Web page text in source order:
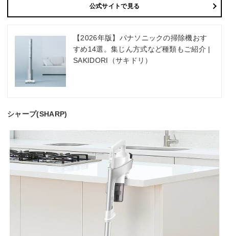
公式サイトで見る
【2026年版】パナソニックの掃除機おす
すめ14選。集じん方式など種類もご紹介 |
SAKIDORI（サキドリ）
シャープ(SHARP)